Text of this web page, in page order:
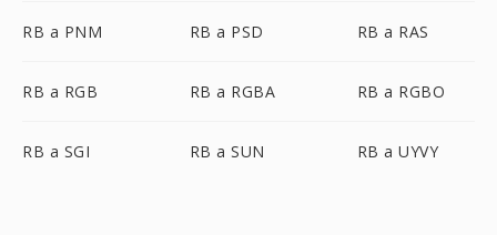
RB a PNM RB a PSD RB a RAS
RB a RGB RB a RGBA RB a RGBO
RB a SGI RB a SUN RB a UYVY